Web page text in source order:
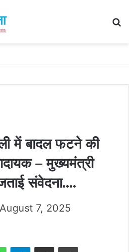
में बादल फटने की
– मुख्यमंत्री
संवेदना….
August 7, 2025
WhatsAppTelegramShare via Email Print